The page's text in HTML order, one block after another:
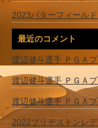
2023バターフィール
最近のコメント
渡辺健斗選手 ＰＧＡプ
渡辺健斗選手 ＰＧＡプ
渡辺健斗選手 ＰＧＡプ
2022ブリヂストンレ